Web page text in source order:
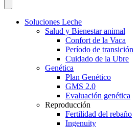
Soluciones Leche
Salud y Bienestar animal
Confort de la Vaca
Período de transición
Cuidado de la Ubre
Genética
Plan Genético
GMS 2.0
Evaluación genética
Reproducción
Fertilidad del rebaño
Ingenuity